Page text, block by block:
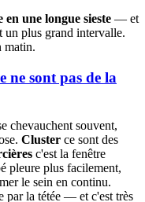
une longue sieste — et
un plus grand intervalle.
matin.
ne sont pas de la
chevauchent souvent,
Cluster ce sont des
c'est la fenêtre
pleure plus facilement,
le sein en continu.
par la tétée — et c'est très